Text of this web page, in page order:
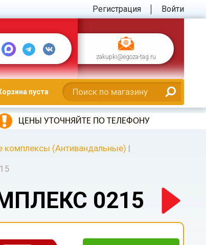
Регистрация Войти
zakupki@egoza-tag.ru
пуста
ЦЕНЫ УТОЧНЯЙТЕ ПО ТЕЛЕФОНУ
комплексы (Антивандальные) |
0215